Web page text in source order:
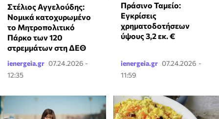
Στέλιος Αγγελούδης:
Νομικά κατοχυρωμένο
το Μητροπολιτικό
Πάρκο των 120
στρεμμάτων στη ΔΕΘ
ienergeia.gr 07.24.2026 -
12:35
Πράσινο Ταμείο:
Εγκρίσεις
χρηματοδοτήσεων
ύψους 3,2 εκ. €
ienergeia.gr 07.24.2026 -
11:59